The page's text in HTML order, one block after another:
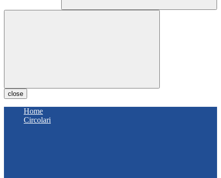
close
Home
Circolari